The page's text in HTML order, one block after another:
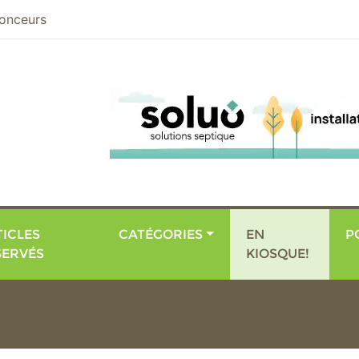
CATÉGORIES
EN
KIOSQUE!